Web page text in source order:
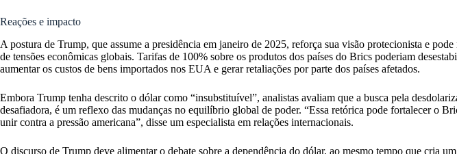
Reações e impacto
A postura de Trump, que assume a presidência em janeiro de 2025, reforça sua visão protecionista e
de tensões econômicas globais. Tarifas de 100% sobre os produtos dos países do Brics poderiam
aumentar os custos de bens importados nos EUA e gerar retaliações por parte dos países afetados.
Embora Trump tenha descrito o dólar como “insubstituível”, analistas avaliam que a busca pela
desafiadora, é um reflexo das mudanças no equilíbrio global de poder. “Essa retórica pode fortalecer o
unir contra a pressão americana”, disse um especialista em relações internacionais.
O discurso de Trump deve alimentar o debate sobre a dependência do dólar, ao mesmo tempo que cria